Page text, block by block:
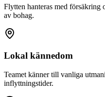
Flytten hanteras med försäkring
av bohag.
Lokal kännedom
Teamet känner till vanliga
inflyttningstider.